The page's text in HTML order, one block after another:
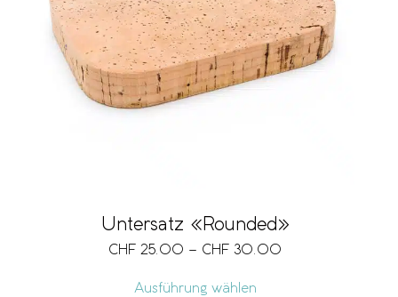
Untersatz «Rounded»
CHF 25.00 – CHF 30.00
Ausführung wählen